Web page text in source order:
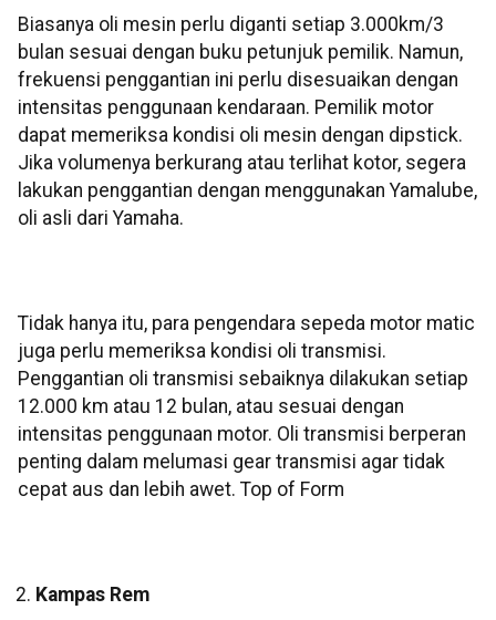
Biasanya oli mesin perlu diganti setiap 3.000km/3
bulan sesuai dengan buku petunjuk pemilik. Namun,
frekuensi penggantian ini perlu disesuaikan dengan
intensitas penggunaan kendaraan. Pemilik motor
dapat memeriksa kondisi oli mesin dengan dipstick.
Jika volumenya berkurang atau terlihat kotor, segera
lakukan penggantian dengan menggunakan Yamalube,
oli asli dari Yamaha.
Tidak hanya itu, para pengendara sepeda motor matic
juga perlu memeriksa kondisi oli transmisi.
Penggantian oli transmisi sebaiknya dilakukan setiap
12.000 km atau 12 bulan, atau sesuai dengan
intensitas penggunaan motor. Oli transmisi berperan
penting dalam melumasi gear transmisi agar tidak
cepat aus dan lebih awet. Top of Form
Kampas Rem